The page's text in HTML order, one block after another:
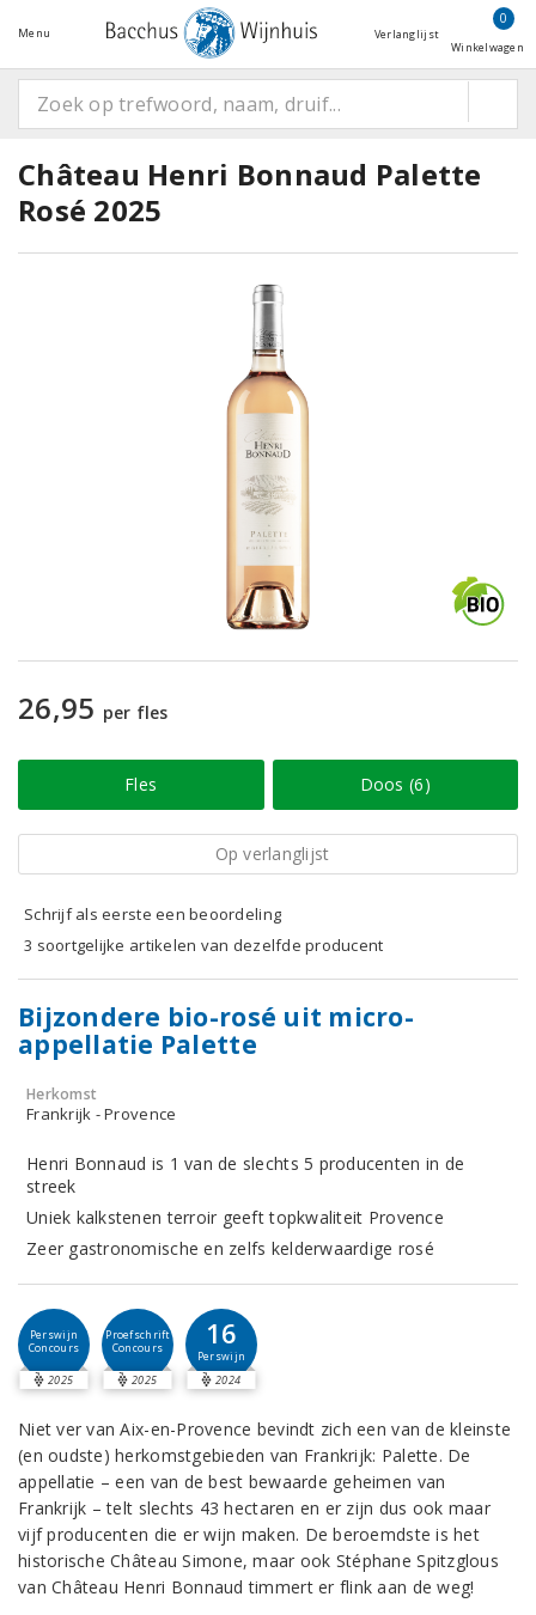
Menu Verlanglijst
0
Winkelwagen
Château Henri Bonnaud Palette
Rosé 2025
26,95 per fles
Fles Doos (6)
Op verlanglijst
Schrijf als eerste een beoordeling
3 soortgelijke artikelen van dezelfde producent
Bijzondere bio-rosé uit micro-
appellatie Palette
Herkomst
Frankrijk - Provence
Henri Bonnaud is 1 van de slechts 5 producenten in de
streek
Uniek kalkstenen terroir geeft topkwaliteit Provence
Zeer gastronomische en zelfs kelderwaardige rosé
Perswijn
Concours
2025
Proefschrift
Concours
2025
16
Perswijn
2024
Niet ver van Aix-en-Provence bevindt zich een van de kleinste
(en oudste) herkomstgebieden van Frankrijk: Palette. De
appellatie – een van de best bewaarde geheimen van
Frankrijk – telt slechts 43 hectaren en er zijn dus ook maar
vijf producenten die er wijn maken. De beroemdste is het
historische Château Simone, maar ook Stéphane Spitzglous
van Château Henri Bonnaud timmert er flink aan de weg!